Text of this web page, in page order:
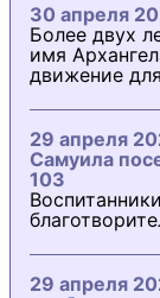
30 апреля
Более двух
имя
движение
29 апреля
Самуила
103
29 апреля